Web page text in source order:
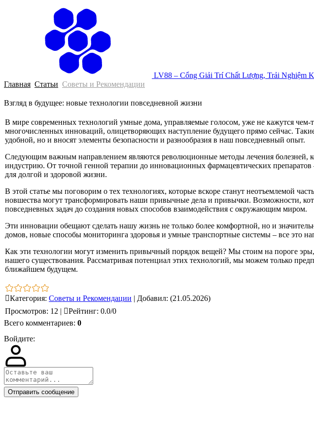
LV88 – Cổng Giải Trí Chất Lượng, Trải Nghiệm
Главная Статьи Советы и Рекомендации
Взгляд в будущее: новые технологии повседневной жизни
В мире современных технологий умные дома, управляемые голосом, уже не кажутся
многочисленных инноваций, олицетворяющих наступление будущего прямо сейчас.
удобной, но и вносят элементы безопасности и разнообразия в наш повседневный опыт.
Следующим важным направлением являются революционные методы лечения болезней,
индустрию. От точной генной терапии до инновационных фармацевтических препаратов
для долгой и здоровой жизни.
В этой статье мы поговорим о тех технологиях, которые вскоре станут неотъемлемой
новшества могут трансформировать наши привычные дела и привычки. Возможности,
повседневных задач до создания новых способов взаимодействия с окружающим миром.
Эти инновации обещают сделать нашу жизнь не только более комфортной, но и
домов, новые способы мониторинга здоровья и умные транспортные системы – все это
Как эти технологии могут изменить привычный порядок вещей? Мы стоим на пороге
нашего существования. Рассматривая потенциал этих технологий, мы можем только
ближайшем будущем.
Категория: Советы и Рекомендации | Добавил: (21.05.2026)
Просмотров: 12 | Рейтинг: 0.0/0
Всего комментариев: 0
Войдите:
Отправить сообщение